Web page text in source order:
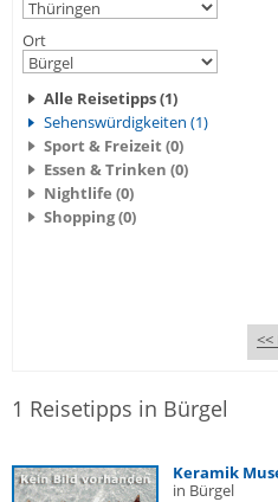
Ort
Alle Reisetipps (1)
Sehenswürdigkeiten (1)
Sport & Freizeit (0)
Essen & Trinken (0)
Nightlife (0)
Shopping (0)
1 Reisetipps in Bürgel
Keramik
in Bürgel